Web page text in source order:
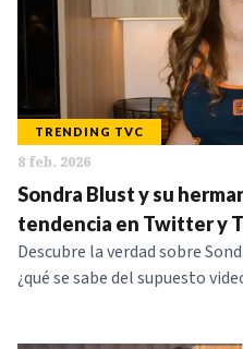
TRENDING TVC
8 feb. 2026
Sondra Blust y su
tendencia en Twitter y
Descubre la verdad sobre
¿qué se sabe del supuesto